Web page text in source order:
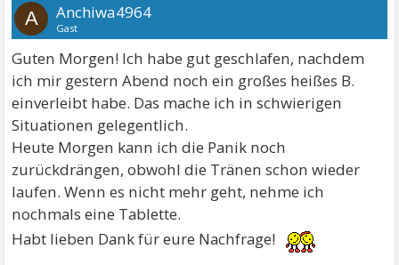
A Anchiwa4964
Gast
Guten Morgen! Ich habe gut geschlafen, nachdem
ich mir gestern Abend noch ein großes heißes B.
einverleibt habe. Das mache ich in schwierigen
Situationen gelegentlich.
Heute Morgen kann ich die Panik noch
zurückdrängen, obwohl die Tränen schon wieder
laufen. Wenn es nicht mehr geht, nehme ich
nochmals eine Tablette.
Habt lieben Dank für eure Nachfrage!